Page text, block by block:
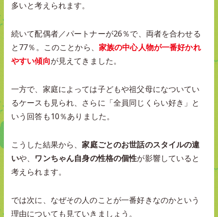
多いと考えられます。
続いて配偶者／パートナーが26％で、両者を合わせる
と77％。このことから、 家族の中心人物が一番好かれ
やすい傾向が見えてきました。
一方で、家庭によっては子どもや祖父母になついてい
るケースも見られ、さらに「全員同じくらい好き」と
いう回答も10％ありました。
こうした結果から、家庭ごとのお世話のスタイルの違
いや、 ワンちゃん自身の性格の個性が影響していると
考えられます。
では次に、なぜその人のことが一番好きなのかという
理由についても見ていきましょう。